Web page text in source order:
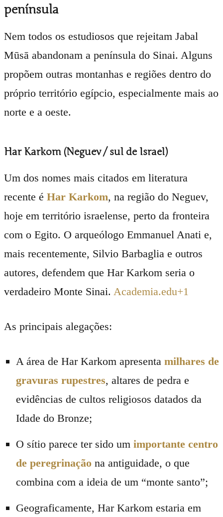
península
Nem todos os estudiosos que rejeitam Jabal
Mūsā abandonam a península do Sinai. Alguns
propõem outras montanhas e regiões dentro do
próprio território egípcio, especialmente mais ao
norte e a oeste.
Har Karkom (Neguev / sul de Israel)
Um dos nomes mais citados em literatura
recente é Har Karkom, na região do Neguev,
hoje em território israelense, perto da fronteira
com o Egito. O arqueólogo Emmanuel Anati e,
mais recentemente, Silvio Barbaglia e outros
autores, defendem que Har Karkom seria o
verdadeiro Monte Sinai. Academia.edu+1
As principais alegações:
A área de Har Karkom apresenta milhares de
gravuras rupestres, altares de pedra e
evidências de cultos religiosos datados da
Idade do Bronze;
O sítio parece ter sido um importante centro
de peregrinação na antiguidade, o que
combina com a ideia de um “monte santo”;
Geograficamente, Har Karkom estaria em